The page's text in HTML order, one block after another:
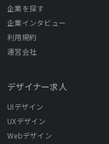
企業を探す
企業インタビュー
利用規約
運営会社
デザイナー求人
UIデザイン
UXデザイン
Webデザイン